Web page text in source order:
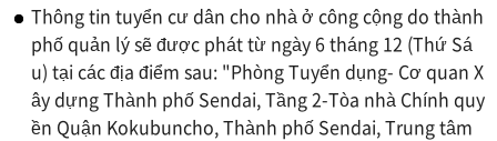
Thông tin tuyển cư dân cho nhà ở công cộng do thành
phố quản lý sẽ được phát từ ngày 6 tháng 12 (Thứ Sá
u) tại các địa điểm sau: "Phòng Tuyển dụng- Cơ quan X
ây dựng Thành phố Sendai, Tầng 2-Tòa nhà Chính quy
ền Quận Kokubuncho, Thành phố Sendai, Trung tâm